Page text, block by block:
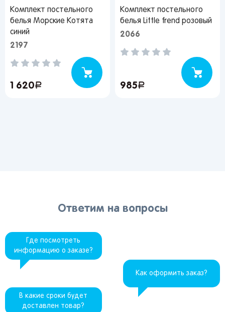
Комплект постельного
белья Морские Котята
синий
2197
1 620руб.
Комплект постельного
белья Little frend розовый
2066
985руб.
Ответим на вопросы
Где посмотреть
информацию о заказе?
Как оформить заказ?
В какие сроки будет
доставлен товар?
Я согласен на обработку моих
персональных данных
Пермь
Пенза
Оренбург
Иркутск
Красноярск
Омск
Барнаул